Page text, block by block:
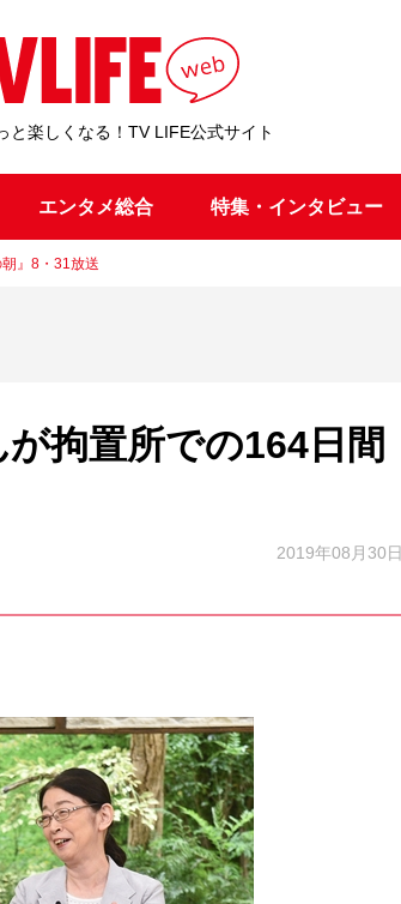
と楽しくなる！TV LIFE公式サイト
エンタメ総合 特集・インタビュー
』8・31放送
拘置所での164日間
2019年08月30日